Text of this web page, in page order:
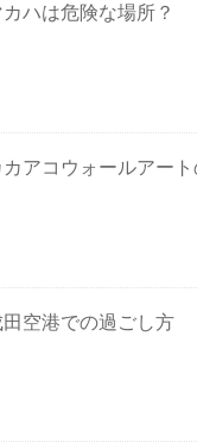
カハは危険な場所？
カアコウォールアー
田空港での過ごし方